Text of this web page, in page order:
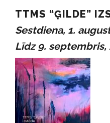
TTMS “ĢILDE”
Sestdiena, 1.
Līdz 9. septembris,